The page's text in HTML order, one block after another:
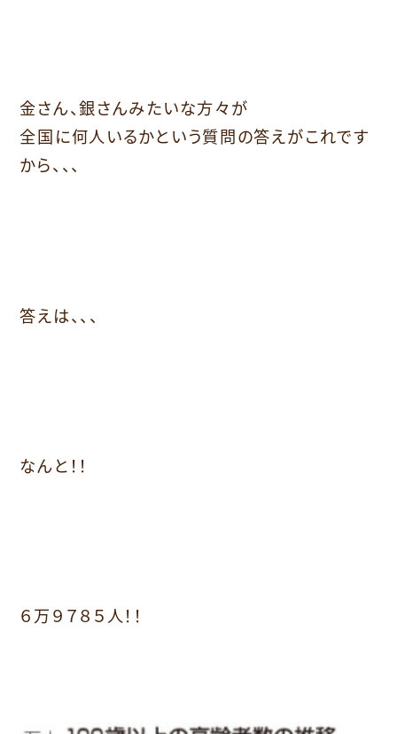
金さん、銀さんみたいな方々が
全国に何人いるかという質問の答えがこれです
から、、、
答えは、、、
なんと！！
６万９７８５人！！